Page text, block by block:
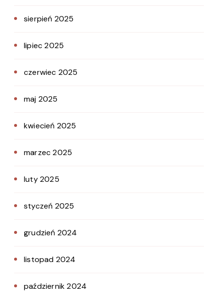
sierpień 2025
lipiec 2025
czerwiec 2025
maj 2025
kwiecień 2025
marzec 2025
luty 2025
styczeń 2025
grudzień 2024
listopad 2024
październik 2024